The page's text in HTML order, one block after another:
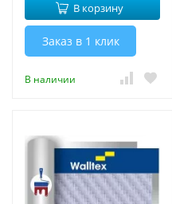
В корзину
Заказ в 1 клик
В наличии